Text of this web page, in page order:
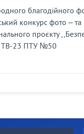
благодійного
конкурс фото – та
проєкту
ТВ-23 ПТУ №50